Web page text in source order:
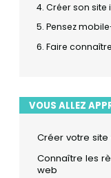
Créer son site
Pensez
Faire
VOUS ALLEZ
Créer votre
Connaître les
web